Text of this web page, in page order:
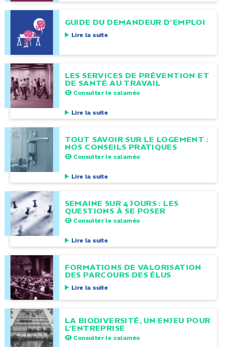
GUIDE DU DEMANDEUR D’EMPLOI
Lire la suite
LES SERVICES DE PRÉVENTION ET
DE SANTÉ AU TRAVAIL
Consulter le calaméo
Lire la suite
TOUT SAVOIR SUR LE LOGEMENT :
NOS CONSEILS PRATIQUES
Consulter le calaméo
Lire la suite
SEMAINE SUR 4 JOURS : LES
QUESTIONS À SE POSER
Consulter le calaméo
Lire la suite
FORMATIONS DE VALORISATION
DES PARCOURS DES ÉLUS
Lire la suite
LA BIODIVERSITÉ, UN ENJEU POUR
L’ENTREPRISE
Consulter le calaméo